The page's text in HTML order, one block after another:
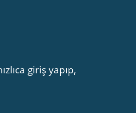
giriş yapıp,